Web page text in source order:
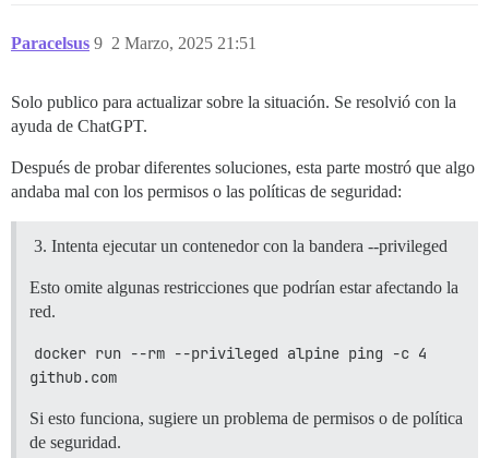
Paracelsus 2 Marzo, 2025 21:51
9
Solo publico para actualizar sobre la situación. Se resolvió con la
ayuda de ChatGPT.
Después de probar diferentes soluciones, esta parte mostró que algo
andaba mal con los permisos o las políticas de seguridad:
Intenta ejecutar un contenedor con la bandera --privileged
Esto omite algunas restricciones que podrían estar afectando la
red.
docker run --rm --privileged alpine ping -c 4
github.com
Si esto funciona, sugiere un problema de permisos o de política
de seguridad.